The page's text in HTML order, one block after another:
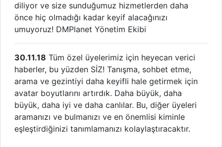
diliyor ve size sunduğumuz hizmetlerden daha
önce hiç olmadığı kadar keyif alacağınızı
umuyoruz! DMPlanet Yönetim Ekibi
30.11.18 Tüm özel üyelerimiz için heyecan verici
haberler, bu yüzden SİZ! Tanışma, sohbet etme,
arama ve gezintiyi daha keyifli hale getirmek için
avatar boyutlarını artırdık. Daha büyük, daha
büyük, daha iyi ve daha canlılar. Bu, diğer üyeleri
aramanızı ve bulmanızı ve en önemlisi kiminle
eşleştirdiğinizi tanımlamanızı kolaylaştıracaktır.